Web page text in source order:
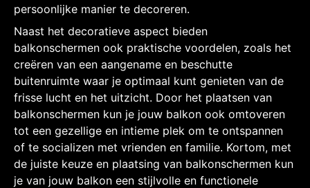
persoonlijke manier te decoreren.
Naast het decoratieve aspect bieden
balkonschermen ook praktische voordelen, zoals het
creëren van een aangename en beschutte
buitenruimte waar je optimaal kunt genieten van de
frisse lucht en het uitzicht. Door het plaatsen van
balkonschermen kun je jouw balkon ook omtoveren
tot een gezellige en intieme plek om te ontspannen
of te socializen met vrienden en familie. Kortom, met
de juiste keuze en plaatsing van balkonschermen kun
je van jouw balkon een stijlvolle en functionele